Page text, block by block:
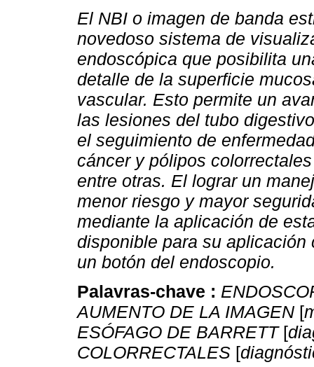
El NBI o imagen de banda
novedoso sistema de
endoscópica que posibilita
detalle de la superficie
vascular. Esto permite un
las lesiones del tubo
el seguimiento de
cáncer y pólipos
entre otras. El lograr un
menor riesgo y mayor
mediante la aplicación de
disponible para su
un botón del endoscopio.
Palavras-chave :
AUMENTO DE LA IMAGEN [
ESÓFAGO DE BARRETT[
COLORRECTALES [